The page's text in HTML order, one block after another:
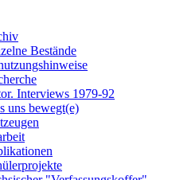
Bestände
Interviews 1979-92
uns bewegt(e)